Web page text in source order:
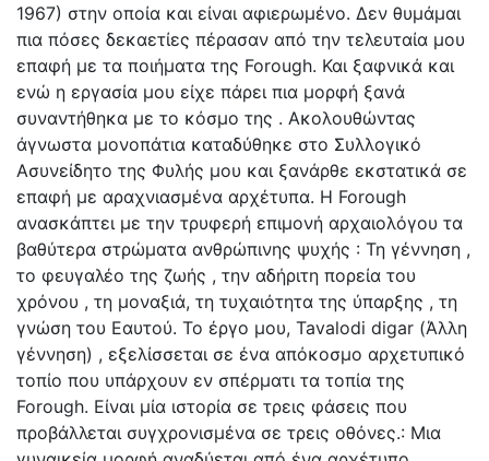
1967) στην οποία και είναι αφιερωμένο. Δεν θυμάμαι
πια πόσες δεκαετίες πέρασαν από την τελευταία μου
επαφή με τα ποιήματα της Forough. Και ξαφνικά και
ενώ η εργασία μου είχε πάρει πια μορφή ξανά
συναντήθηκα με το κόσμο της . Ακολουθώντας
άγνωστα μονοπάτια καταδύθηκε στο Συλλογικό
Ασυνείδητο της Φυλής μου και ξανάρθε εκστατικά σε
επαφή με αραχνιασμένα αρχέτυπα. Η Forough
ανασκάπτει με την τρυφερή επιμονή αρχαιολόγου τα
βαθύτερα στρώματα ανθρώπινης ψυχής : Τη γέννηση ,
το φευγαλέο της ζωής , την αδήριτη πορεία του
χρόνου , τη μοναξιά, τη τυχαιότητα της ύπαρξης , τη
γνώση του Εαυτού. Το έργο μου, Tavalodi digar (Άλλη
γέννηση) , εξελίσσεται σε ένα απόκοσμο αρχετυπικό
τοπίο που υπάρχουν εν σπέρματι τα τοπία της
Forough. Είναι μία ιστορία σε τρεις φάσεις που
προβάλλεται συγχρονισμένα σε τρεις οθόνες.: Μια